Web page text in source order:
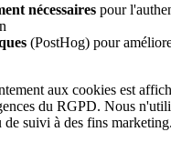
nécessaires pour
(PostHog) pour
aux cookies est
du RGPD. Nous
suivi à des fins marketing.